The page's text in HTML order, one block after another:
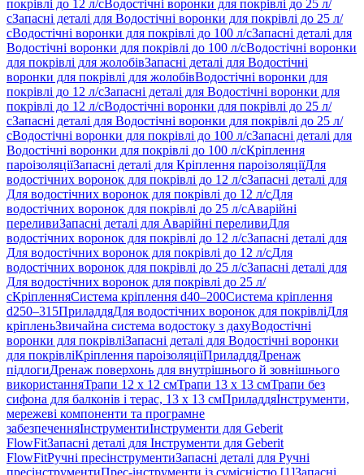
покрівлі до 12 л/сВодостічні воронки для покрівлі до 25 л/
сЗапасні деталі для Водостічні воронки для покрівлі до 25 л/
сВодостічні воронки для покрівлі до 100 л/сЗапасні деталі для
Водостічні воронки для покрівлі до 100 л/сВодостічні воронки
для покрівлі для жолобівЗапасні деталі для Водостічні
воронки для покрівлі для жолобівВодостічні воронки для
покрівлі до 12 л/сЗапасні деталі для Водостічні воронки для
покрівлі до 12 л/сВодостічні воронки для покрівлі до 25 л/
сЗапасні деталі для Водостічні воронки для покрівлі до 25 л/
сВодостічні воронки для покрівлі до 100 л/сЗапасні деталі для
Водостічні воронки для покрівлі до 100 л/сКріплення
пароізоляціїЗапасні деталі для Кріплення пароізоляціїДля
водостічних воронок для покрівлі до 12 л/сЗапасні деталі для
Для водостічних воронок для покрівлі до 12 л/сДля
водостічних воронок для покрівлі до 25 л/сАварійні
переливиЗапасні деталі для Аварійні переливиДля
водостічних воронок для покрівлі до 12 л/сЗапасні деталі для
Для водостічних воронок для покрівлі до 12 л/сДля
водостічних воронок для покрівлі до 25 л/сЗапасні деталі для
Для водостічних воронок для покрівлі до 25 л/
сКріпленняСистема кріплення d40–200Система кріплення
d250–315ПриладдяДля водостічних воронок для покрівліДля
кріпленьЗвичайна система водостоку з дахуВодостічні
воронки для покрівліЗапасні деталі для Водостічні воронки
для покрівліКріплення пароізоляціїПриладдяДренаж
підлогиДренаж поверхонь для внутрішнього й зовнішнього
використанняТрапи 12 x 12 смТрапи 13 x 13 смТрапи без
сифона для балконів і терас, 13 x 13 смПриладдяІнструменти,
мережеві компоненти та програмне
забезпеченняІнструментиІнструменти для Geberit
FlowFitЗапасні деталі для Інструменти для Geberit
FlowFitРучні пресінструментиЗапасні деталі для Ручні
пресінструментиПрес-інструменти із сумісністю [1]Запасні